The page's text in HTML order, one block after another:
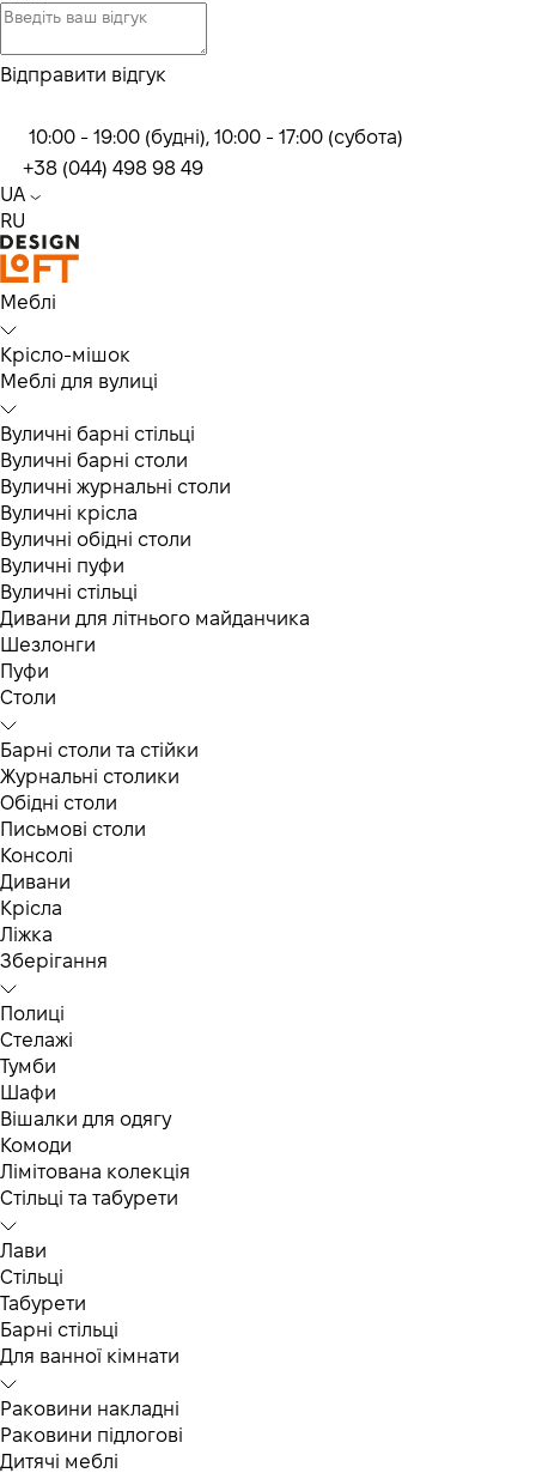
Відправити відгук
10:00 - 19:00 (будні), 10:00 - 17:00 (субота)
+38 (044) 498 98 49
UA
RU
Меблі
Крісло-мішок
Меблі для вулиці
Вуличні барні стільці
Вуличні барні столи
Вуличні журнальні столи
Вуличні крісла
Вуличні обідні столи
Вуличні пуфи
Вуличні стільці
Дивани для літнього майданчика
Шезлонги
Пуфи
Столи
Барні столи та стійки
Журнальні столики
Обідні столи
Письмові столи
Консолі
Дивани
Крісла
Ліжка
Зберігання
Полиці
Стелажі
Тумби
Шафи
Вішалки для одягу
Комоди
Лімітована колекція
Стільці та табурети
Лави
Стільці
Табурети
Барні стільці
Для ванної кімнати
Раковини накладні
Раковини підлогові
Дитячі меблі